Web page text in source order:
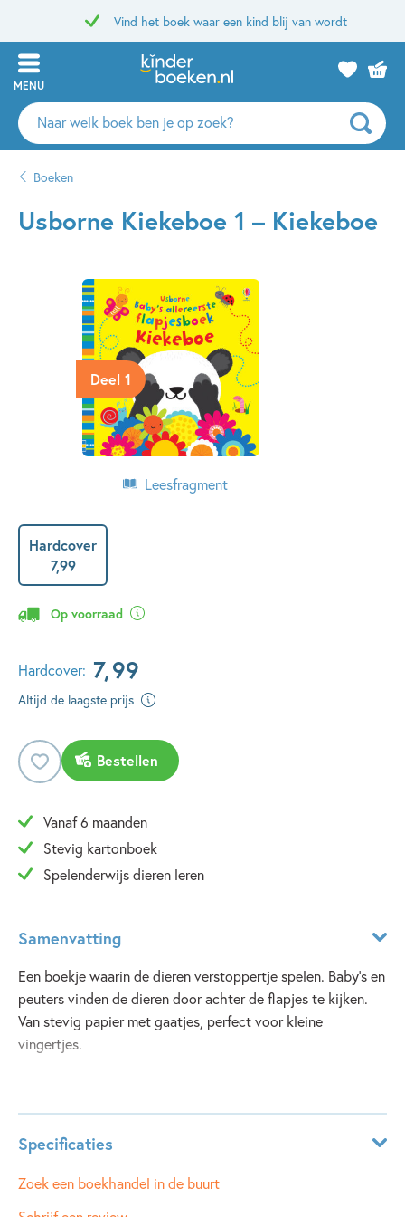
Vind het boek waar een kind blij van wordt
MENU
Zoeken
naar
auteurs
uitgevers
Boeken
Usborne Kiekeboe 1 – Kiekeboe
Deel 1
Leesfragment
Hardcover
7,99
Op voorraad
Hardcover: 7,99
Altijd de laagste prijs
Bestellen
Vanaf 6 maanden
Stevig kartonboek
Spelenderwijs dieren leren
Samenvatting
Een boekje waarin de dieren verstoppertje spelen. Baby's en
peuters vinden de dieren door achter de flapjes te kijken.
Van stevig papier met gaatjes, perfect voor kleine
vingertjes.
Specificaties
ISBN: 9781474974325
NUR:
Zoek een boekhandel in de buurt